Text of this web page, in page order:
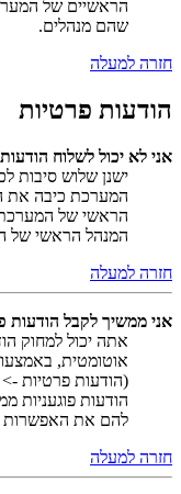
הראשיים של
שהם מנהלים.
חזרה למעלה
הודעות פרטיות
אני לא יכול לשלוח
ישנן שלוש סיבות
המערכת כיבה את
הראשי של
המנהל הראשי של
חזרה למעלה
אני ממשיך לקבל הודעות
אתה יכול למחוק
אוטומטית,
(הודעות פרטיות -
הודעות פוגעניות
להם את האפשרות
חזרה למעלה